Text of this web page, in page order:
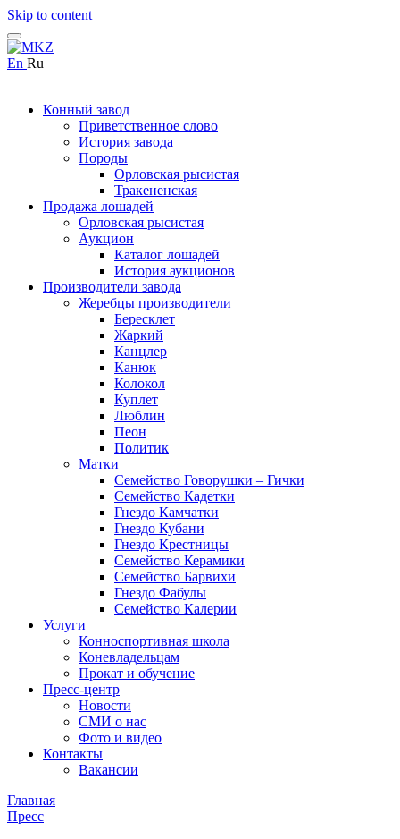
Skip to content
En Ru
Конный завод
Приветственное слово
История завода
Породы
Орловская рысистая
Тракененская
Продажа лошадей
Орловская рысистая
Аукцион
Каталог лошадей
История аукционов
Производители завода
Жеребцы производители
Бересклет
Жаркий
Канцлер
Канюк
Колокол
Куплет
Люблин
Пеон
Политик
Матки
Семейство Говорушки – Гички
Семейство Кадетки
Гнездо Камчатки
Гнездо Кубани
Гнездо Крестницы
Семейство Керамики
Семейство Барвихи
Гнездо Фабулы
Семейство Калерии
Услуги
Конноспортивная школа
Коневладельцам
Прокат и обучение
Пресс-центр
Новости
СМИ о нас
Фото и видео
Контакты
Вакансии
Главная
Пресс